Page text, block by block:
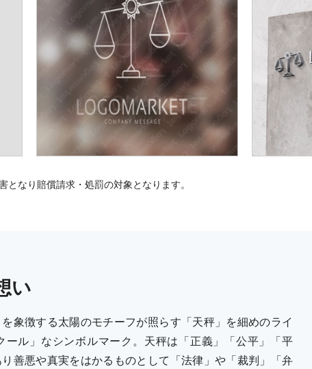
なり賠償請求・処罰の対象となります。
い
象徴する太陽のモチーフが照らす「天秤」を細めのライ
ール」なシンボルマーク。天秤は「正義」「公平」「平
善悪や真実をはかるものとして「法律」や「裁判」「弁